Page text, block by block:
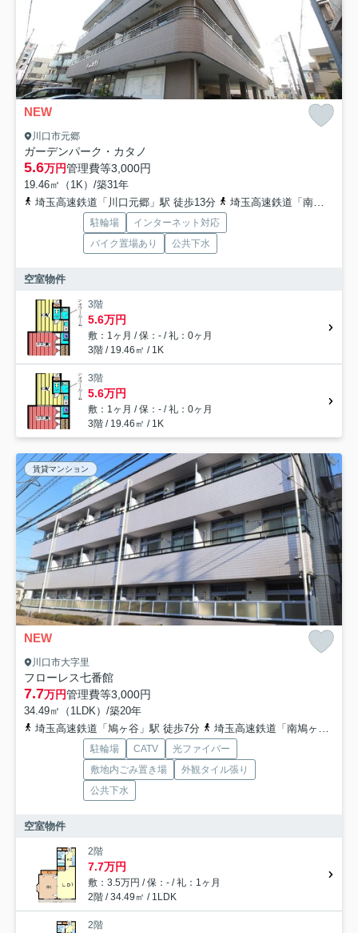
NEW
川口市元郷
ガーデンパーク・カタノ
5.6万円管理費等3,000円
19.46㎡（1K）/築31年
埼玉高速鉄道「川口元郷」駅 徒歩13分
埼玉高速鉄道「南鳩ヶ谷」駅 徒歩28分
駐輪場
インターネット対応
バイク置場あり
公共下水
空室物件
3階
5.6万円
敷：1ヶ月 / 保：- / 礼：0ヶ月
3階 / 19.46㎡ / 1K
3階
5.6万円
敷：1ヶ月 / 保：- / 礼：0ヶ月
3階 / 19.46㎡ / 1K
賃貸マンション
NEW
川口市大字里
フローレス七番館
7.7万円管理費等3,000円
34.49㎡（1LDK）/築20年
埼玉高速鉄道「鳩ヶ谷」駅 徒歩7分
埼玉高速鉄道「南鳩ヶ谷」駅 徒歩20分
駐輪場 CATV
光ファイバー
敷地内ごみ置き場
外観タイル張り
公共下水
空室物件
2階
7.7万円
敷：3.5万円 / 保：- / 礼：1ヶ月
2階 / 34.49㎡ / 1LDK
2階